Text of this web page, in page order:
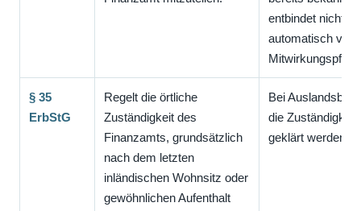
entbindet nicht
automatisch von
§ 35
ErbStG
Regelt die örtliche
Zuständigkeit des
Finanzamts, grundsätzlich
nach dem letzten
inländischen Wohnsitz oder
gewöhnlichen Aufenthalt
Bei
die Zuständigkeit
geklärt werden.